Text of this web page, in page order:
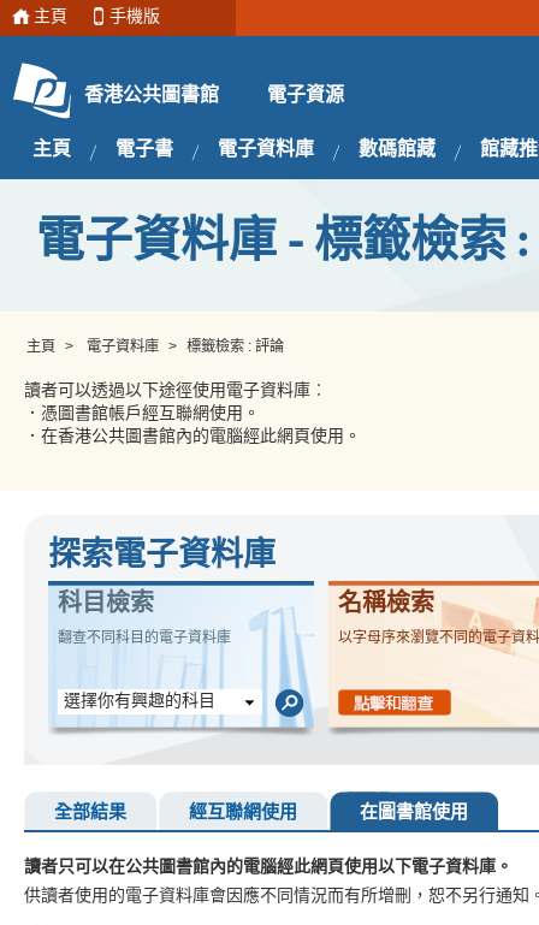
主頁 手機版
香港公共圖書館 電子資源
主頁 電子書 電子資料庫 數碼館藏 館藏
電子資料庫 - 標籤檢索 :
主頁 > 電子資料庫 > 標籤檢索 : 評論
讀者可以透過以下途徑使用電子資料庫︰
．憑圖書館帳戶經互聯網使用。
．在香港公共圖書館內的電腦經此網頁使用。
探索電子資料庫
科目檢索
翻查不同科目的電子資料庫
選擇你有興趣的科目
名稱檢索
以字母序來瀏覽不同的電子資
全部結果 經互聯網使用 在圖書館使用
讀者只可以在公共圖書館內的電腦經此網頁使用以下電子資料庫。
供讀者使用的電子資料庫會因應不同情況而有所增刪，恕不另行通知